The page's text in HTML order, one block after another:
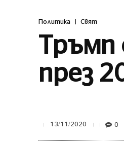
Политика Свят
Тръмп
през
13/11/2020 0